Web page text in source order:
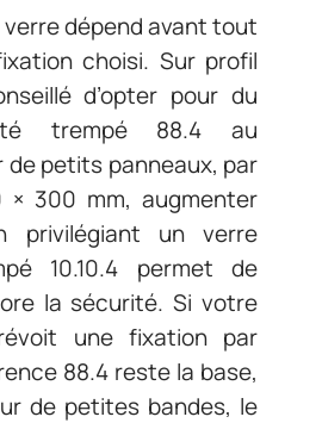
verre dépend avant tout
choisi. Sur profil
d’opter pour du
trempé 88.4 au
de petits panneaux, par
× 300 mm, augmenter
privilégiant un verre
10.10.4 permet de
la sécurité. Si votre
une fixation par
88.4 reste la base,
de petites bandes, le